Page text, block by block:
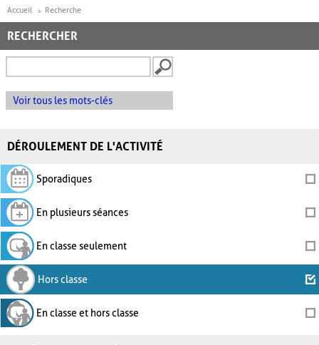
Accueil Recherche
RECHERCHER
Voir tous les mots-clés
DÉROULEMENT DE L'ACTIVITÉ
Sporadiques
En plusieurs séances
En classe seulement
Hors classe
En classe et hors classe